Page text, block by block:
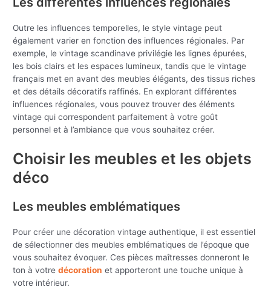
Outre les influences temporelles, le style vintage peut
également varier en fonction des influences régionales. Par
exemple, le vintage scandinave privilégie les lignes épurées,
les bois clairs et les espaces lumineux, tandis que le vintage
français met en avant des meubles élégants, des tissus riches
et des détails décoratifs raffinés. En explorant différentes
influences régionales, vous pouvez trouver des éléments
vintage qui correspondent parfaitement à votre goût
personnel et à l’ambiance que vous souhaitez créer.
Choisir les meubles et les objets
déco
Les meubles emblématiques
Pour créer une décoration vintage authentique, il est essentiel
de sélectionner des meubles emblématiques de l’époque que
vous souhaitez évoquer. Ces pièces maîtresses donneront le
ton à votredécoration et apporteront une touche unique à
votre intérieur.